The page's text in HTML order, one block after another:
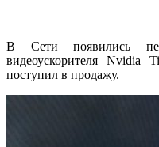
В Сети появились
видеоускорителя Nvidia
поступил в продажу.